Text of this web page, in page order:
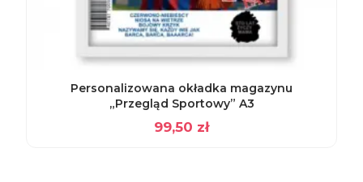
Personalizowana okładka magazynu
„Przegląd Sportowy” A3
99,50 zł